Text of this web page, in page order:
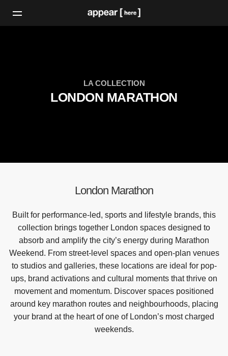
LA COLLECTION
LONDON MARATHON
London Marathon
Built for performance-led, sports and lifestyle brands, this
collection brings together London spaces designed to
absorb and amplify the city’s energy during Marathon
Weekend. From street-level spaces and open-plan venues
to studios and galleries, these locations are ideal for pop-
ups, brand activations and cultural moments that thrive on
movement and momentum. Discover spaces positioned
around key marathon routes and neighbourhoods, placing
your brand at the heart of one of London’s most charged
weekends.